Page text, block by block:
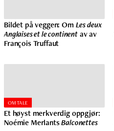
Bildet på veggen: Om Les deux
Anglaises et le continentav av
François Truffaut
OMTALE
Et høyst merkverdig oppgjør:
Noémie MerlantsBalconettes